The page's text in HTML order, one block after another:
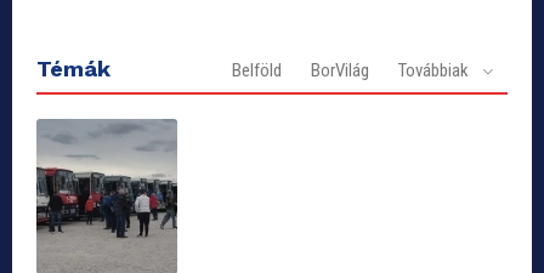
Témák Belföld BorVilág Továbbiak